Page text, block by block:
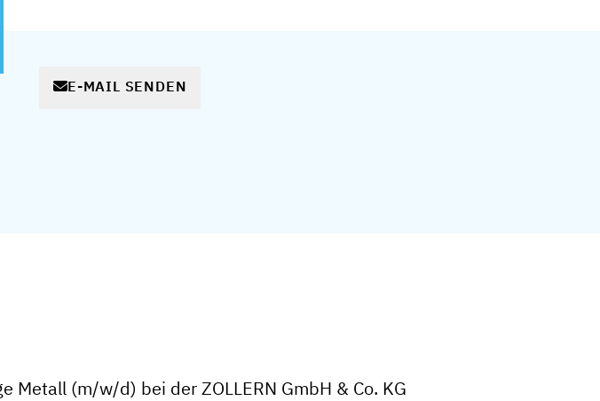
E-MAIL SENDEN
(m/w/d) bei der ZOLLERN GmbH & Co. KG